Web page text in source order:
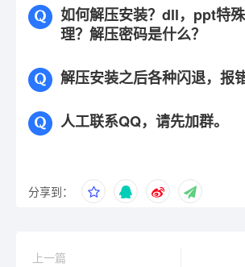
如何解压安装？dll，ppt特
理？解压密码是什么？
解压安装之后各种闪退，报
人工联系QQ，请先加群。
分享到：
上一篇